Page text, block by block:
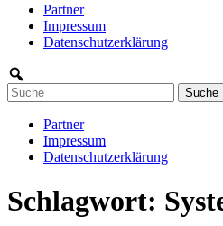
Partner
Impressum
Datenschutzerklärung
Partner
Impressum
Datenschutzerklärung
Schlagwort: